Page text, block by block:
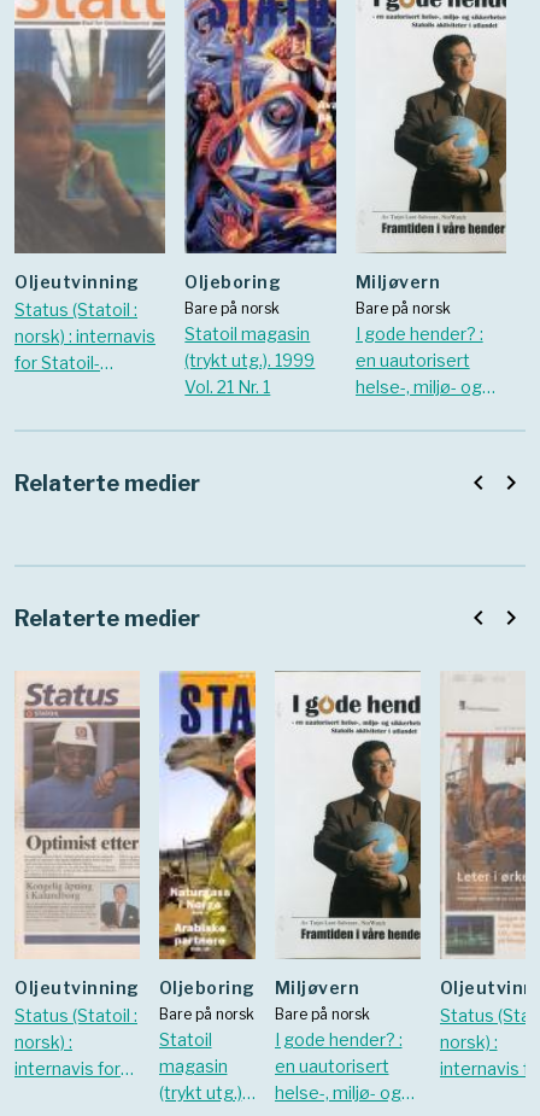
Oljeutvinning
Status (Statoil :
norsk) : internavis
for Statoil-
Oljeboring
Bare på norsk
Statoil magasin
(trykt utg.). 1999
Vol. 21 Nr. 1
Miljøvern
Bare på norsk
I gode hender? :
en uautorisert
helse-, miljø- og
Relaterte medier navigate_before navigate_next
Relaterte medier
Oljeutvinning
Status (Statoil :
norsk) :
internavis for
Oljeboring
Bare på norsk
Statoil
magasin
(trykt utg.).
Miljøvern
Bare på norsk
I gode hender? :
en uautorisert
helse-, miljø- og
Status
norsk) :
internavis
navigate_before navigate_next